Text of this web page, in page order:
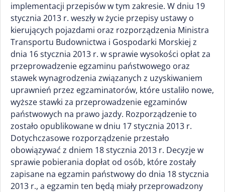
implementacji przepisów w tym zakresie. W dniu 19
stycznia 2013 r. weszły w życie przepisy ustawy o
kierujących pojazdami oraz rozporządzenia Ministra
Transportu Budownictwa i Gospodarki Morskiej z
dnia 16 stycznia 2013 r. w sprawie wysokości opłat za
przeprowadzenie egzaminu państwowego oraz
stawek wynagrodzenia związanych z uzyskiwaniem
uprawnień przez egzaminatorów, które ustaliło nowe,
wyższe stawki za przeprowadzenie egzaminów
państwowych na prawo jazdy. Rozporządzenie to
zostało opublikowane w dniu 17 stycznia 2013 r.
Dotychczasowe rozporządzenie przestało
obowiązywać z dniem 18 stycznia 2013 r. Decyzje w
sprawie pobierania dopłat od osób, które zostały
zapisane na egzamin państwowy do dnia 18 stycznia
2013 r., a egzamin ten będą miały przeprowadzony